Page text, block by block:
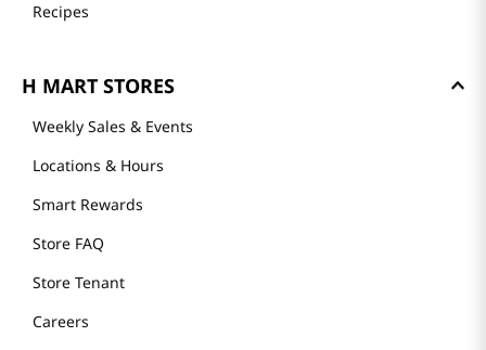
Recipes
H MART STORES
Weekly Sales & Events
Locations & Hours
Smart Rewards
Store FAQ
Store Tenant
Careers